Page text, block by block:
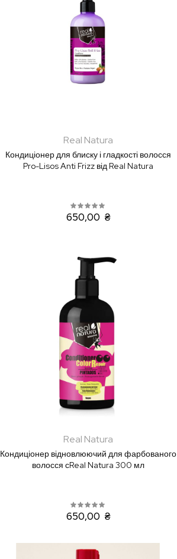
Real Natura
Кондиціонер для блиску і гладкості волосся
Pro-Lisos Anti Frizz від Real Natura
650,00 ₴
Real Natura
Кондиціонер відновлюючий для фарбованого
волосся сReal Natura 300 мл
650,00 ₴